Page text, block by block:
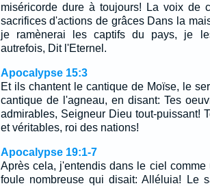
miséricorde dure à toujours! La voix de
sacrifices d'actions de grâces Dans la
je ramènerai les captifs du pays, je
autrefois, Dit l'Eternel.
Apocalypse 15:3
Et ils chantent le cantique de Moïse, le
cantique de l'agneau, en disant: Tes
admirables, Seigneur Dieu tout-puissant!
et véritables, roi des nations!
Apocalypse 19:1-7
Après cela, j'entendis dans le ciel comme
foule nombreuse qui disait: Alléluia! Le